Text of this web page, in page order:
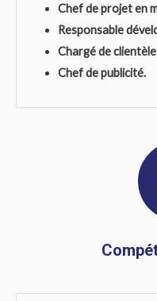
Chef de projet en
Responsable
Chargé de clientèle
Chef de publicité.